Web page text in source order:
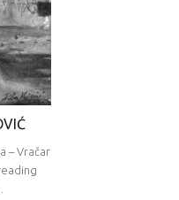
– Vračar